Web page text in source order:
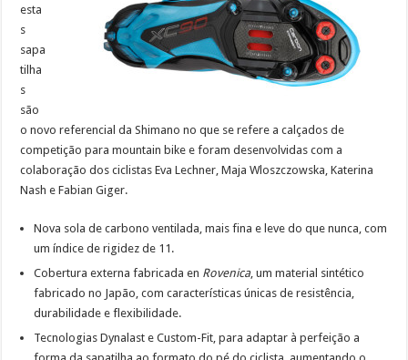
esta
s
sapa
tilha
s
são
o novo referencial da Shimano no que se refere a calçados de
competição para mountain bike e foram desenvolvidas com a
colaboração dos ciclistas Eva Lechner, Maja Wloszczowska, Katerina
Nash e Fabian Giger.
Nova sola de carbono ventilada, mais fina e leve do que nunca, com
um índice de rigidez de 11.
Cobertura externa fabricada en Rovenica, um material sintético
fabricado no Japão, com características únicas de resistência,
durabilidade e flexibilidade.
Tecnologias Dynalast e Custom-Fit, para adaptar à perfeição a